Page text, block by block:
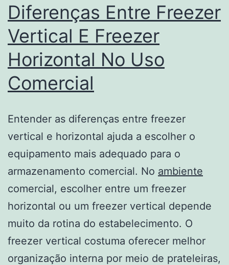
Diferenças Entre Freezer
Vertical E Freezer
Horizontal No Uso
Comercial
Entender as diferenças entre freezer
vertical e horizontal ajuda a escolher o
equipamento mais adequado para o
armazenamento comercial. No ambiente
comercial, escolher entre um freezer
horizontal ou um freezer vertical depende
muito da rotina do estabelecimento. O
freezer vertical costuma oferecer melhor
organização interna por meio de prateleiras,